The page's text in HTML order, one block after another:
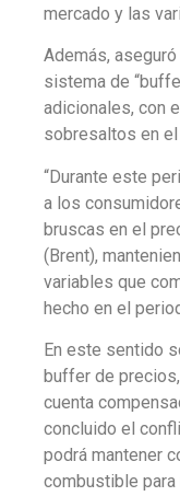
mercado y las
Además,
sistema de
adicionales, con
sobresaltos en el
“Durante este
a los
bruscas en el
(Brent),
variables que
hecho en el
En este sentido
buffer de
cuenta
concluido el
podrá mantener
combustible